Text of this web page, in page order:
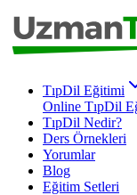
TıpDil Eğitimi
Online TıpDil
TıpDil Nedir?
Ders Örnekleri
Yorumlar
Blog
Eğitim Setleri